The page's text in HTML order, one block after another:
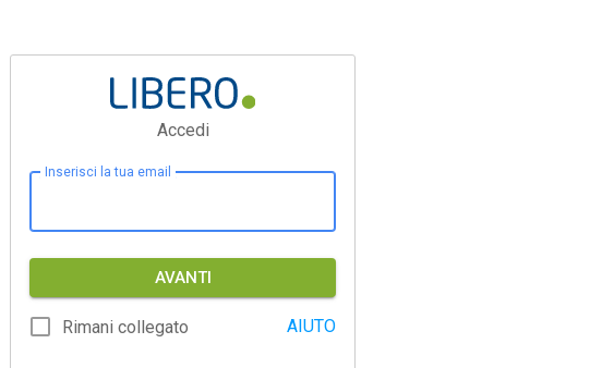
Accedi
Inserisci la tua email
AVANTI
Rimani collegato AIUTO